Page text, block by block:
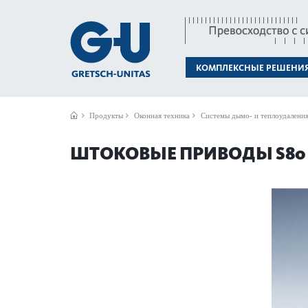
КОМПЛЕКСНЫЕ
Продукты Оконная техника Системы дымо- и теплоудаления
ШТОКОВЫЕ ПРИВОДЫ S80